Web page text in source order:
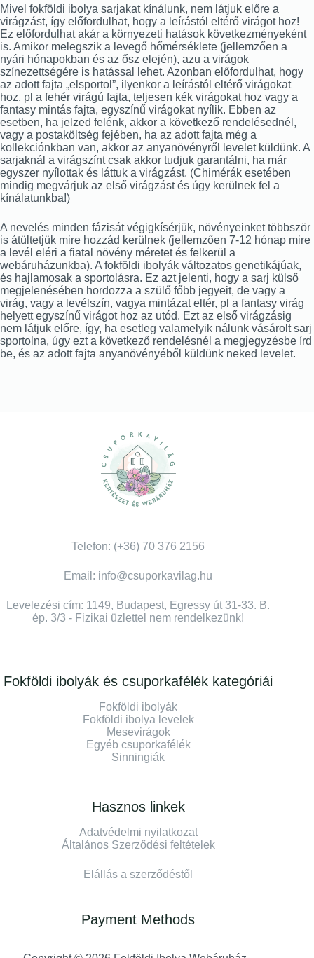
Mivel fokföldi ibolya sarjakat kínálunk, nem látjuk előre a
virágzást, így előfordulhat, hogy a leírástól eltérő virágot hoz!
Ez előfordulhat akár a környezeti hatások következményeként
is. Amikor melegszik a levegő hőmérséklete (jellemzően a
nyári hónapokban és az ősz elején), azu a virágok
színezettségére is hatással lehet. Azonban előfordulhat, hogy
az adott fajta „elsportol”, ilyenkor a leírástól eltérő virágokat
hoz, pl a fehér virágú fajta, teljesen kék virágokat hoz vagy a
fantasy mintás fajta, egyszínű virágokat nyílik. Ebben az
esetben, ha jelzed felénk, akkor a következő rendelésednél,
vagy a postaköltség fejében, ha az adott fajta még a
kollekciónkban van, akkor az anyanövényről levelet küldünk. A
sarjaknál a virágszínt csak akkor tudjuk garantálni, ha már
egyszer nyílottak és láttuk a virágzást. (Chimérák esetében
mindig megvárjuk az első virágzást és úgy kerülnek fel a
kínálatunkba!)
A nevelés minden fázisát végigkísérjük, növényeinket többször
is átültetjük mire hozzád kerülnek (jellemzően 7-12 hónap mire
a levél eléri a fiatal növény méretet és felkerül a
webáruházunkba). A fokföldi ibolyák változatos genetikájúak,
és hajlamosak a sportolásra. Ez azt jelenti, hogy a sarj külső
megjelenésében hordozza a szülő főbb jegyeit, de vagy a
virág, vagy a levélszín, vagya mintázat eltér, pl a fantasy virág
helyett egyszínű virágot hoz az utód. Ezt az első virágzásig
nem látjuk előre, így, ha esetleg valamelyik nálunk vásárolt sarj
sportolna, úgy ezt a következő rendelésnél a megjegyzésbe írd
be, és az adott fajta anyanövényéből küldünk neked levelet.
Telefon: (+36) 70 376 2156
Email: info@csuporkavilag.hu
Levelezési cím: 1149, Budapest, Egressy út 31-33. B.
ép. 3/3 - Fizikai üzlettel nem rendelkezünk!
Fokföldi ibolyák és csuporkafélék kategóriái
Fokföldi ibolyák
Fokföldi ibolya levelek
Mesevirágok
Egyéb csuporkafélék
Sinningiák
Hasznos linkek
Adatvédelmi nyilatkozat
Általános Szerződési feltételek
Elállás a szerződéstől
Payment Methods